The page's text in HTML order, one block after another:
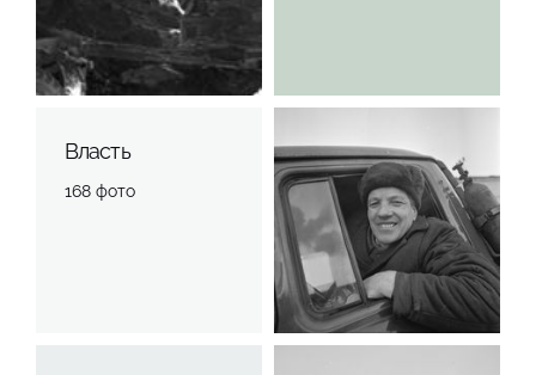
Власть
168 фото